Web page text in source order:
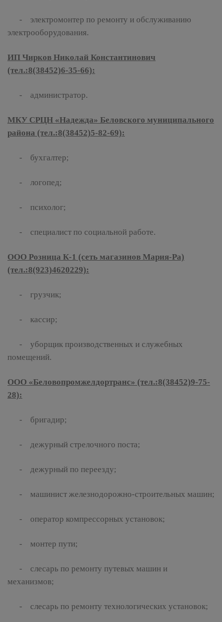
- электромонтер по ремонту и обслуживанию
электрооборудования.
ИП Чирков Николай Константинович
(тел.:8(38452)6-35-66):
- администратор.
МКУ СРЦН «Надежда» Беловского муниципального
района (тел.:8(38452)5-82-69):
- бухгалтер;
- логопед;
- психолог;
- специалист по социальной работе.
ООО Розница К-1 (сеть магазинов Мария-Ра)
(тел.:8(923)4620229):
- грузчик;
- кассир;
- уборщик производственных и служебных
помещений.
ООО «Беловопромжелдортранс» (тел.:8(38452)9-75-
28):
- бригадир;
- дежурный стрелочного поста;
- дежурный по переезду;
- машинист железнодорожно-строительных машин;
- оператор компрессорных установок;
- монтер пути;
- слесарь по ремонту путевых машин и
механизмов;
- слесарь по ремонту технологических установок;